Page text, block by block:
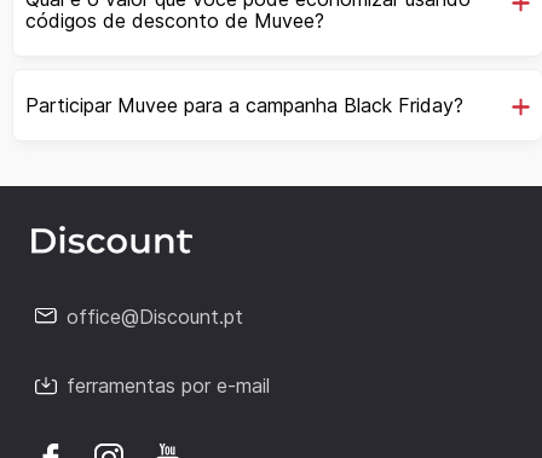
códigos de desconto de Muvee?
Participar Muvee para a campanha Black Friday?
office@Discount.pt
ferramentas por e-mail